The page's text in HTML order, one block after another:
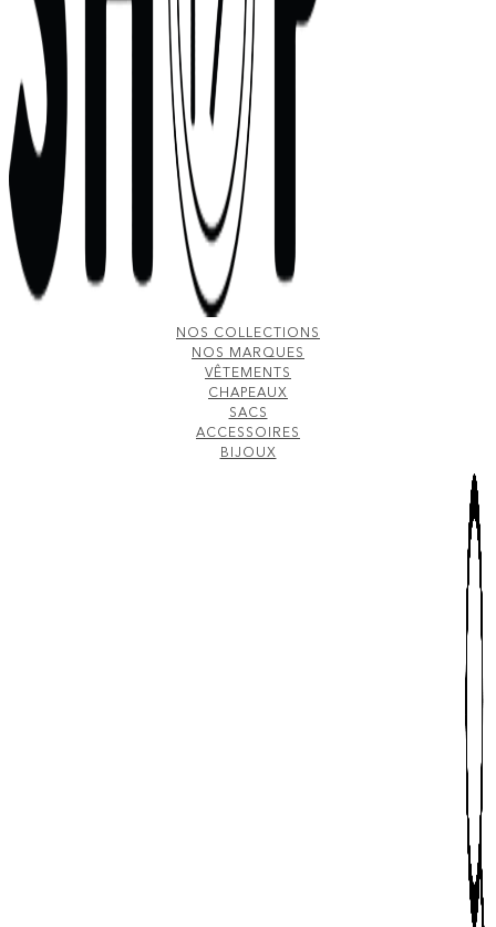
NOS COLLECTIONS
NOS MARQUES
VÊTEMENTS
CHAPEAUX
SACS
ACCESSOIRES
BIJOUX